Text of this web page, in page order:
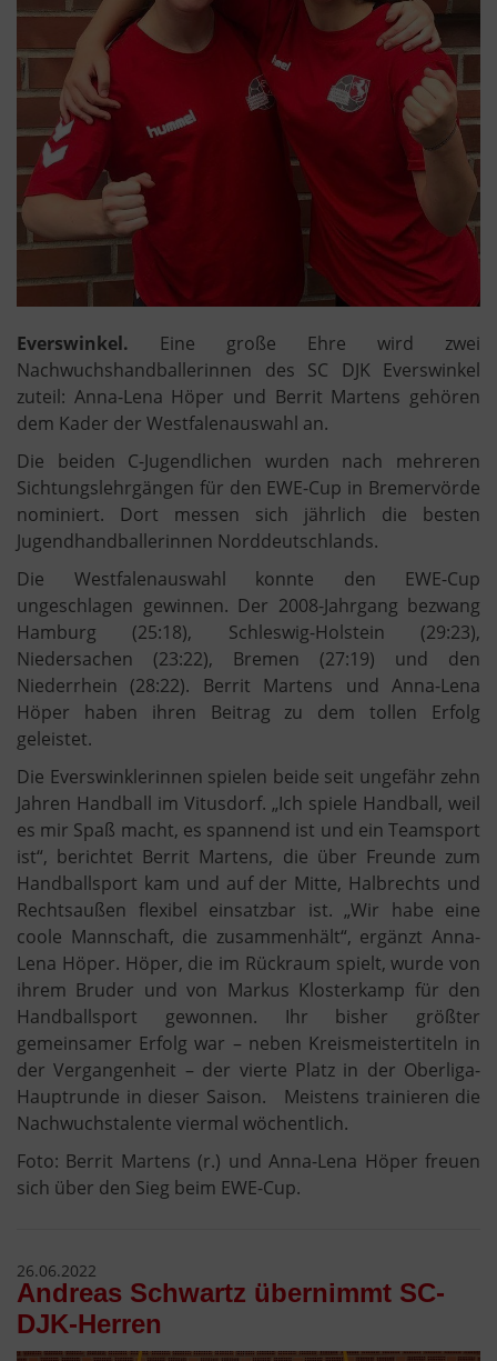
Everswinkel. Eine große Ehre wird zwei
Nachwuchshandballerinnen des SC DJK Everswinkel
zuteil: Anna-Lena Höper und Berrit Martens gehören
dem Kader der Westfalenauswahl an.
Die beiden C-Jugendlichen wurden nach mehreren
Sichtungslehrgängen für den EWE-Cup in Bremervörde
nominiert. Dort messen sich jährlich die besten
Jugendhandballerinnen Norddeutschlands.
Die Westfalenauswahl konnte den EWE-Cup
ungeschlagen gewinnen. Der 2008-Jahrgang bezwang
Hamburg (25:18), Schleswig-Holstein (29:23),
Niedersachen (23:22), Bremen (27:19) und den
Niederrhein (28:22). Berrit Martens und Anna-Lena
Höper haben ihren Beitrag zu dem tollen Erfolg
geleistet.
Die Everswinklerinnen spielen beide seit ungefähr zehn
Jahren Handball im Vitusdorf. „Ich spiele Handball, weil
es mir Spaß macht, es spannend ist und ein Teamsport
ist“, berichtet Berrit Martens, die über Freunde zum
Handballsport kam und auf der Mitte, Halbrechts und
Rechtsaußen flexibel einsatzbar ist. „Wir habe eine
coole Mannschaft, die zusammenhält“, ergänzt Anna-
Lena Höper. Höper, die im Rückraum spielt, wurde von
ihrem Bruder und von Markus Klosterkamp für den
Handballsport gewonnen. Ihr bisher größter
gemeinsamer Erfolg war – neben Kreismeistertiteln in
der Vergangenheit – der vierte Platz in der Oberliga-
Hauptrunde in dieser Saison. Meistens trainieren die
Nachwuchstalente viermal wöchentlich.
Foto: Berrit Martens (r.) und Anna-Lena Höper freuen
sich über den Sieg beim EWE-Cup.
26.06.2022
Andreas Schwartz übernimmt SC-
DJK-Herren